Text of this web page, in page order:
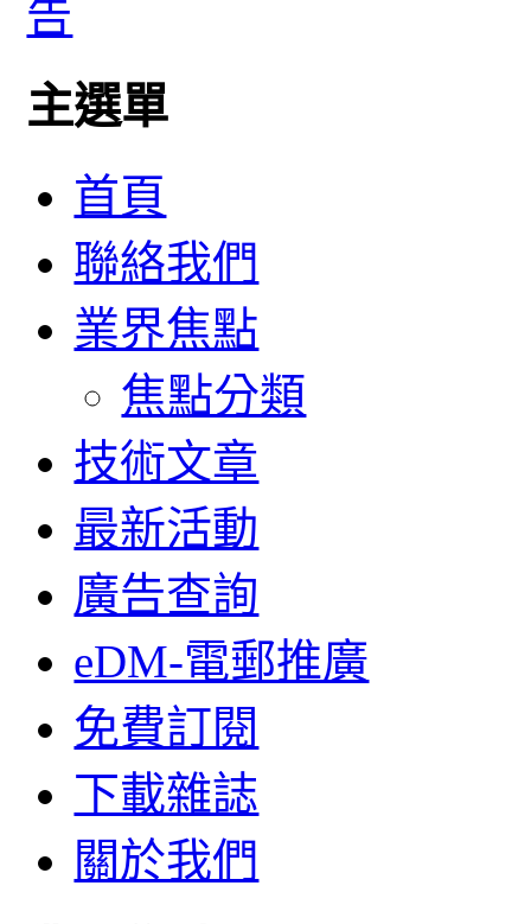
主選單
首頁
聯絡我們
業界焦點
焦點分類
技術文章
最新活動
廣告查詢
eDM-電郵推廣
免費訂閱
下載雜誌
關於我們